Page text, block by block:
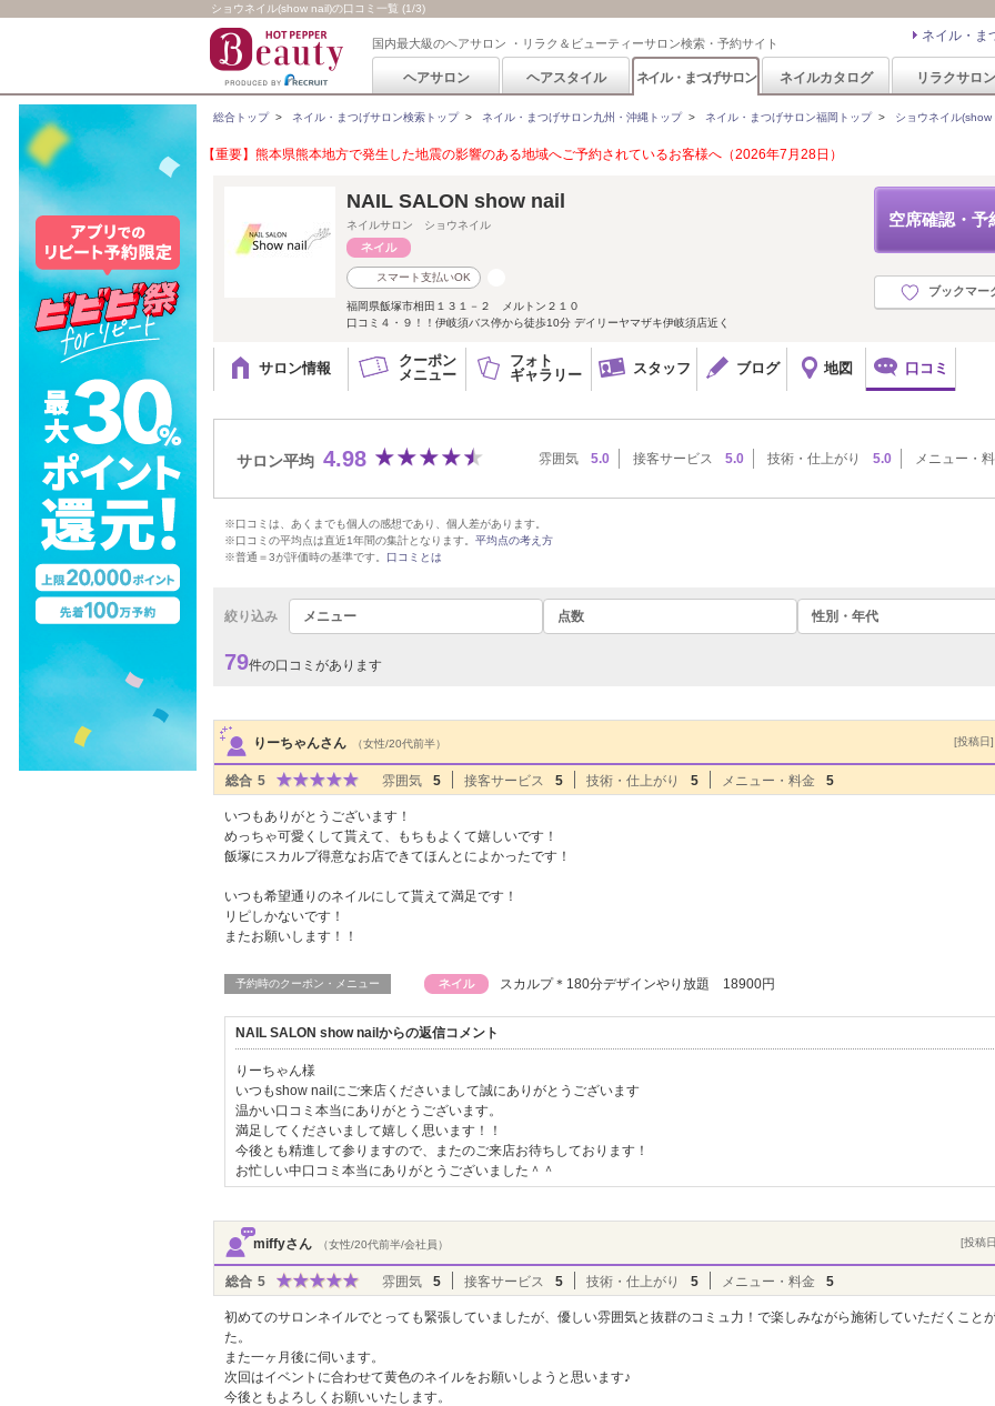
ショウネイル(show nail)の口コミ一覧 (1/3)
国内最大級のヘアサロン ・リラク＆ビューティーサロン検索・予約サイト ネイル・ま
ヘアサロン ヘアスタイル ネイル・まつげサロン ネイルカタログ リラクサロン
総合トップ> ネイル・まつげサロン検索トップ> ネイル・まつげサロン九州・沖縄トップ> ネイル・まつげサロン福岡トップ> ショウネイル(show
【重要】熊本県熊本地方で発生した地震の影響のある地域へご予約されているお客様へ（2026年7月28日）
空席確認・予
ブックマー
NAIL SALON show nail
ネイルサロン ショウネイル
スマート支払いOK
福岡県飯塚市相田１３１－２ メルトン２１０
口コミ４・９！！伊岐須バス停から徒歩10分 デイリーヤマザキ伊岐須店近く
サロン情報
クーポン
メニュー
フォト
ギャラリー
スタッフ ブログ 地図 口コミ
サロン平均 4.98 雰囲気 5.0 接客サービス 5.0 技術・仕上がり 5.0 メニュー・
※口コミは、あくまでも個人の感想であり、個人差があります。
※口コミの平均点は直近1年間の集計となります。 平均点の考え方
※普通＝3が評価時の基準です。 口コミとは
絞り込み メニュー 点数 性別・年代
79件の口コミがあります
サロンPick Up
りーちゃんさん
（女性/20代前半） [投稿日
総合 5 雰囲気 5 接客サービス 5 技術・仕上がり 5 メニュー・料金 5
いつもありがとうございます！
めっちゃ可愛くして貰えて、もちもよくて嬉しいです！
飯塚にスカルプ得意なお店できてほんとによかったです！
いつも希望通りのネイルにして貰えて満足です！
リピしかないです！
またお願いします！！
予約時のクーポン・メニュー スカルプ＊180分デザインやり放題 18900円
NAIL SALON show nailからの返信コメント
りーちゃん様
いつもshow nailにご来店くださいまして誠にありがとうございます
温かい口コミ本当にありがとうございます。
満足してくださいまして嬉しく思います！！
今後とも精進して参りますので、またのご来店お待ちしております！
お忙しい中口コミ本当にありがとうございました＾＾
miffyさん （女性/20代前半/会社員） [投稿
総合 5 雰囲気 5 接客サービス 5 技術・仕上がり 5 メニュー・料金 5
初めてのサロンネイルでとっても緊張していましたが、優しい雰囲気と抜群のコミュ力！で楽しみながら施術していただくこと
た。
また一ヶ月後に伺います。
次回はイベントに合わせて黄色のネイルをお願いしようと思います♪
今後ともよろしくお願いいたします。